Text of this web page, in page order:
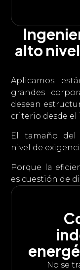
alto
Aplicamos
grandes
desean
criterio desde el
El tamaño del
nivel de
Porque la
es cuestión de
No se